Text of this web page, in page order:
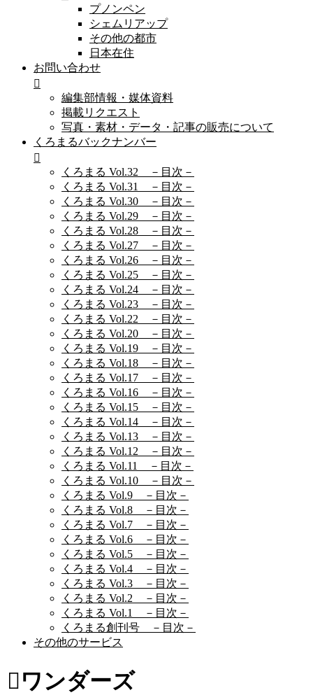
プノンペン
シェムリアップ
その他の都市
日本在住
お問い合わせ
編集部情報・媒体資料
掲載リクエスト
写真・素材・データ・記事の販売について
くろまるバックナンバー
くろまる Vol.32 －目次－
くろまる Vol.31 －目次－
くろまる Vol.30 －目次－
くろまる Vol.29 －目次－
くろまる Vol.28 －目次－
くろまる Vol.27 －目次－
くろまる Vol.26 －目次－
くろまる Vol.25 －目次－
くろまる Vol.24 －目次－
くろまる Vol.23 －目次－
くろまる Vol.22 －目次－
くろまる Vol.20 －目次－
くろまる Vol.19 －目次－
くろまる Vol.18 －目次－
くろまる Vol.17 －目次－
くろまる Vol.16 －目次－
くろまる Vol.15 －目次－
くろまる Vol.14 －目次－
くろまる Vol.13 －目次－
くろまる Vol.12 －目次－
くろまる Vol.11 －目次－
くろまる Vol.10 －目次－
くろまる Vol.9 －目次－
くろまる Vol.8 －目次－
くろまる Vol.7 －目次－
くろまる Vol.6 －目次－
くろまる Vol.5 －目次－
くろまる Vol.4 －目次－
くろまる Vol.3 －目次－
くろまる Vol.2 －目次－
くろまる Vol.1 －目次－
くろまる創刊号 －目次－
その他のサービス
ワンダーズ